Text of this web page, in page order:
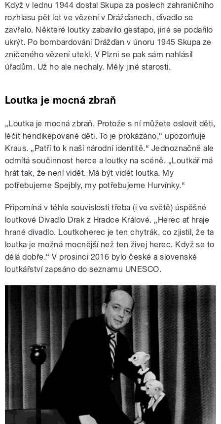
Když v lednu 1944 dostal Skupa za poslech zahraničního
rozhlasu pět let ve vězení v Drážďanech, divadlo se
zavřelo. Některé loutky zabavilo gestapo, jiné se podařilo
ukrýt. Po bombardování Drážďan v únoru 1945 Skupa ze
zničeného vězení utekl. V Plzni se pak sám nahlásil
úřadům. Už ho ale nechaly. Měly jiné starosti.
Loutka je mocná zbraň
„Loutka je mocná zbraň. Protože s ní můžete oslovit děti,
léčit hendikepované děti. To je prokázáno,“ upozorňuje
Kraus. „Patří to k naší národní identitě.“ Jednoznačně ale
odmítá součinnost herce a loutky na scéně. „Loutkář má
hrát tak, že není vidět. Má být vidět loutka. My
potřebujeme Spejbly, my potřebujeme Hurvínky.“
Připomíná v téhle souvislosti třeba (i ve světě) úspěšné
loutkové Divadlo Drak z Hradce Králové. „Herec ať hraje
hrané divadlo. Loutkoherec je ten chytrák, co zjistil, že ta
loutka je možná mocnější než ten živej herec. Když se to
dělá dobře.“ V prosinci 2016 bylo české a slovenské
loutkářství zapsáno do seznamu UNESCO.